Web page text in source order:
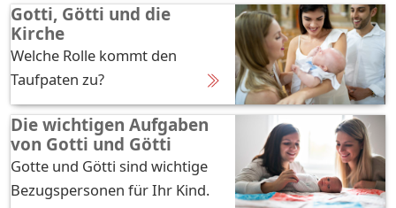
Gotti, Götti und die
Kirche
Welche Rolle kommt den
Taufpaten zu?
Die wichtigen Aufgaben
von Gotti und Götti
Gotte und Götti sind wichtige
Bezugspersonen für Ihr Kind.